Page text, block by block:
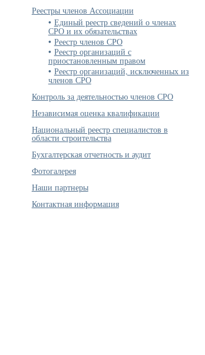
Реестры членов Ассоциации
Единый реестр сведений о членах
СРО и их обязательствах
Реестр членов СРО
Реестр организаций с
приостановленным правом
Реестр организаций, исключенных из
членов СРО
Контроль за деятельностью членов СРО
Независимая оценка квалификации
Национальный реестр специалистов в
области строительства
Бухгалтерская отчетность и аудит
Фотогалерея
Наши партнеры
Контактная информация